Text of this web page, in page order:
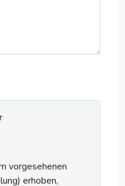
vorgesehenen
erhoben,